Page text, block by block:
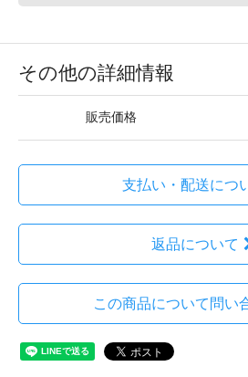
その他の詳細情報
販売価格
支払い・配送につ
返品について
この商品について問い